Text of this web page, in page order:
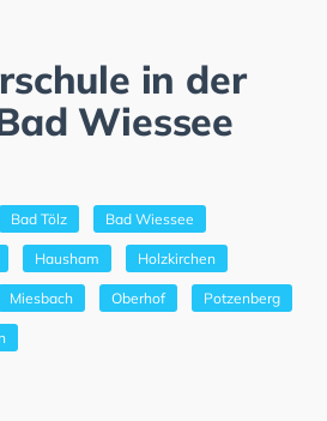
in der
Wiessee
Bad Tölz Bad Wiessee
Hausham Holzkirchen
Miesbach Oberhof Potzenberg